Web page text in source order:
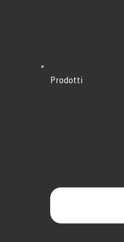
Prodotti